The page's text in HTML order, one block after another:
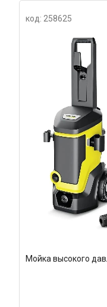
код: 258625
Мойка высокого